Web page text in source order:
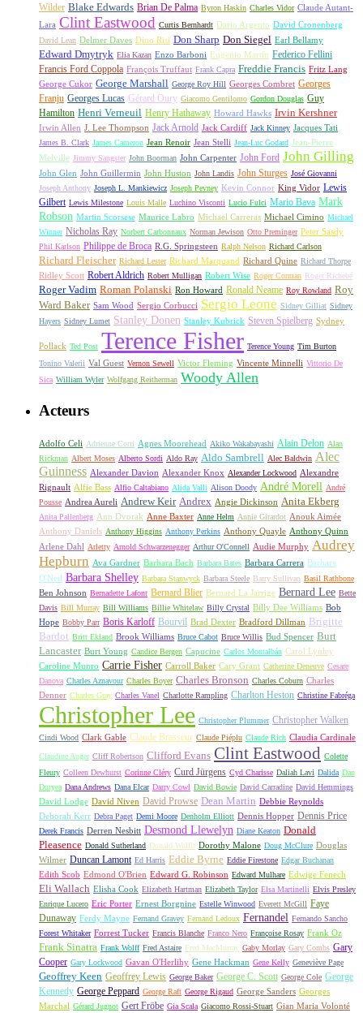
Wilder Blake Edwards Brian De Palma Byron Haskin Charles Vidor Claude Autant-
Lara Clint Eastwood Curtis Bernhardt Dario Argento David Cronenberg
David Lean Delmer Daves Dino Risi Don Sharp Don Siegel Earl Bellamy
Edward Dmytryk Elia Kazan Enzo Barboni Eugenio Martín Federico Fellini
Francis Ford Coppola François Truffaut Frank Capra Freddie Francis Fritz Lang
George Cukor George Marshall George Roy Hill Georges Combret Georges
Franju Georges Lucas Gérard Oury Giacomo Gentilomo Gordon Douglas Guy
Hamilton Henri Verneuil Henry Hathaway Howard Hawks Irvin Kershner
Irwin Allen J. Lee Thompson Jack Arnold Jack Cardiff Jack Kinney Jacques Tati
James B. Clark James Cameron Jean Renoir Jean Stelli Jean-Luc Godard Jean-Pierre
Melville Jimmy Sangster John Boorman John Carpenter John Ford John Gilling
John Glen John Guillermin John Huston John Landis John Sturges José Giovanni
Joseph Anthony Joseph L. Mankiewicz Joseph Pevney Kevin Connor King Vidor Lewis
Gilbert Lewis Milestone Louis Malle Luchino Visconti Lucio Fulci Mario Bava Mark
Robson Martin Scorsese Maurice Labro Michael Carreras Michael Cimino Michael
Winner Nicholas Ray Norbert Carbonnaux Norman Jewison Otto Preminger Peter Sasdy
Phil Karlson Philippe de Broca R.G. Springsteen Ralph Nelson Richard Carlson
Richard Fleischer Richard Lester Richard Marquand Richard Quine Richard Thorpe
Ridley Scott Robert Aldrich Robert Mulligan Robert Wise Roger Corman Roger Richebé
Roger Vadim Roman Polanski Ron Howard Ronald Neame Roy Rowland Roy
Ward Baker Sam Wood Sergio Corbucci Sergio Leone Sidney Gilliat Sidney
Hayers Sidney Lumet Stanley Donen Stanley Kubrick Steven Spielberg Sydney
Pollack Ted Post Terence Fisher Terence Young Tim Burton
Tonino Valerii Val Guest Vernon Sewell Victor Fleming Vincente Minnelli Vittorio De
Sica William Wyler Wolfgang Reitherman Woody Allen
Acteurs
Adolfo Celi Adrienne Corri Agnes Moorehead Akiko Wakabayashi Alain Delon Alan
Rickman Albert Moses Alberto Sordi Aldo Ray Aldo Sambrell Alec Baldwin Alec
Guinness Alexander Davion Alexander Knox Alexander Lockwood Alexandre
Rignault Alfie Bass Alfio Caltabiano Alida Valli Alison Doody André Morell André
Pousse Andrea Aureli Andrew Keir Andrex Angie Dickinson Anita Ekberg
Anita Pallenberg Ann Dvorak Anne Baxter Anne Helm Annie Girardot Anouk Aimée
Anthony Daniels Anthony Higgins Anthony Perkins Anthony Quayle Anthony Quinn
Arlene Dahl Arletty Arnold Schwarzenegger Arthur O'Connell Audie Murphy Audrey
Hepburn Ava Gardner Barbara Bach Barbara Bates Barbara Carrera Barbara
O'Neil Barbara Shelley Barbara Stanwyck Barbara Steele Barry Sullivan Basil Rathbone
Ben Johnson Bernadette Lafont Bernard Blier Bernard La Jarrige Bernard Lee Bette
Davis Bill Murray Bill Williams Billie Whitelaw Billy Crystal Billy Dee Williams Bob
Hope Bobby Parr Boris Karloff Bourvil Brad Dexter Bradford Dillman Brigitte
Bardot Britt Ekland Brook Williams Bruce Cabot Bruce Willis Bud Spencer Burt
Lancaster Burt Young Candice Bergen Capucine Carlos Montalbán Carol Lynley
Caroline Munro Carrie Fisher Carroll Baker Cary Grant Catherine Deneuve Cesare
Danova Charles Aznavour Charles Boyer Charles Bronson Charles Coburn Charles
Denner Charles Gray Charles Vanel Charlotte Rampling Charlton Heston Christine Fabréga
Christopher Lee Christopher Plummer Christopher Walken
Cindi Wood Clark Gable Claude Brasseur Claude Piéplu Claude Rich Claudia Cardinale
Claudine Auger Cliff Robertson Clifford Evans Clint Eastwood Colette
Fleury Colleen Dewhurst Corinne Cléry Curd Jürgens Cyd Charisse Daliah Lavi Dalida Dan
Duryea Dana Andrews Dana Elcar Darry Cowl David Bowie David Carradine David Hemmings
David Lodge David Niven David Prowse Dean Martin Debbie Reynolds
Deborah Kerr Debra Paget Demi Moore Denholm Elliott Dennis Hopper Dennis Price
Derek Francis Derren Nesbitt Desmond Llewelyn Diane Keaton Donald
Pleasence Donald Sutherland Donald Wolfit Dorothy Malone Doug McClure Douglas
Wilmer Duncan Lamont Ed Harris Eddie Byrne Eddie Firestone Edgar Buchanan
Edith Scob Edmond O'Brien Edward G. Robinson Edward Mulhare Edwige Fenech
Eli Wallach Elisha Cook Elizabeth Hartman Elizabeth Taylor Elsa Martinelli Elvis Presley
Enrique Lucero Eric Porter Ernest Borgnine Estelle Winwood Everett McGill Faye
Dunaway Ferdy Mayne Fernand Gravey Fernand Ledoux Fernandel Fernando Sancho
Forest Whitaker Forrest Tucker Francis Blanche Franco Nero Françoise Rosay Frank Oz
Frank Sinatra Frank Wolff Fred Astaire Fred MacMurray Gaby Morlay Gary Combs Gary
Cooper Gary Lockwood Gavan O'Herlihy Gene Hackman Gene Kelly Geneviève Page
Geoffrey Keen Geoffrey Lewis George Baker George C. Scott George Cole George
Kennedy George Peppard George Raft George Rigaud George Sanders Georges
Marchal Gérard Jugnot Gert Fröbe Gia Scala Giacomo Rossi-Stuart Gian Maria Volonté